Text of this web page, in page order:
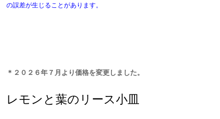
の誤差が生じることがあります。
＊２０２６年７月より価格を変更しました。
レモンと葉のリース小皿